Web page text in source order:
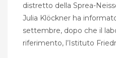
distretto della Sprea-
Julia Klöckner ha
settembre, dopo che il
riferimento, l’Istituto